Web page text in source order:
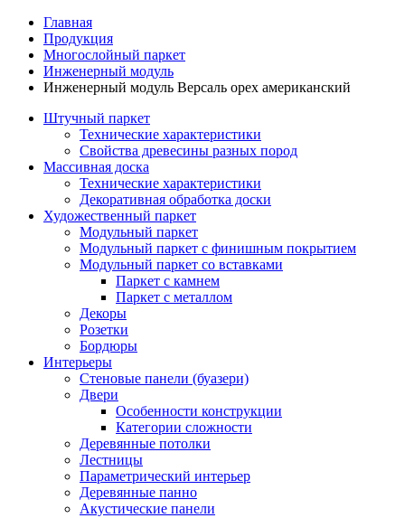
Главная
Продукция
Многослойный паркет
Инженерный модуль
Инженерный модуль Версаль орех американский
Штучный паркет
Технические характеристики
Свойства древесины разных пород
Массивная доска
Технические характеристики
Декоративная обработка доски
Художественный паркет
Модульный паркет
Модульный паркет с финишным покрытием
Модульный паркет со вставками
Паркет с камнем
Паркет с металлом
Декоры
Розетки
Бордюры
Интерьеры
Стеновые панели (буазери)
Двери
Особенности конструкции
Категории сложности
Деревянные потолки
Лестницы
Параметрический интерьер
Деревянные панно
Акустические панели